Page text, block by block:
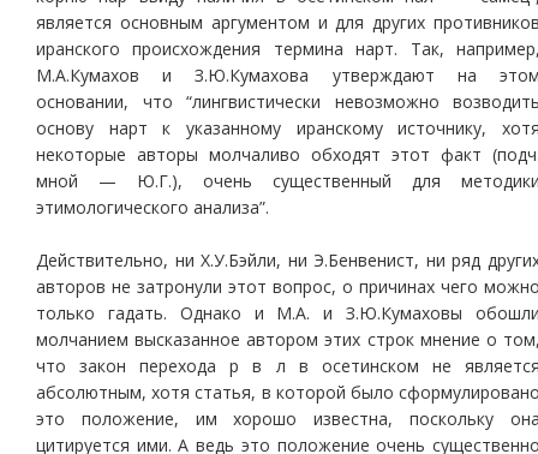
является основным аргументом и для других
иранского происхождения термина нарт. Так,
М.А.Кумахов и З.Ю.Кумахова утверждают на
основании, что “лингвистически невозможно
основу нарт к указанному иранскому источнику,
некоторые авторы молчаливо обходят этот факт
мной — Ю.Г.), очень существенный для
этимологического анализа”.
Действительно, ни Х.У.Бэйли, ни Э.Бенвенист, ни ряд
авторов не затронули этот вопрос, о причинах чего
только гадать. Однако и М.А. и З.Ю.Кумаховы
молчанием высказанное автором этих строк мнение о
что закон перехода р в л в осетинском не
абсолютным, хотя статья, в которой было
это положение, им хорошо известна, поскольку
цитируется ими. А ведь это положение очень